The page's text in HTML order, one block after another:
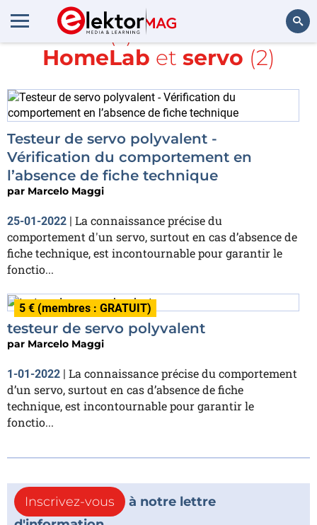
Rechercher
Article(s) avec la balise
HomeLab et servo (2)
Testeur de servo polyvalent -
Vérification du comportement en
l’absence de fiche technique
par Marcelo Maggi
25-01-2022 | La connaissance précise du
comportement d'un servo, surtout en cas d’absence de
fiche technique, est incontournable pour garantir le
fonctio...
5 € (membres : GRATUIT)
testeur de servo polyvalent
par Marcelo Maggi
1-01-2022 | La connaissance précise du comportement
d’un servo, surtout en cas d’absence de fiche
technique, est incontournable pour garantir le
fonctio...
Inscrivez-vous
à notre lettre